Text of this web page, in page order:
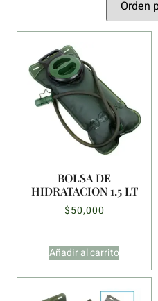
BOLSA DE
HIDRATACION 1.5 LT
$50,000
Añadir al carrito